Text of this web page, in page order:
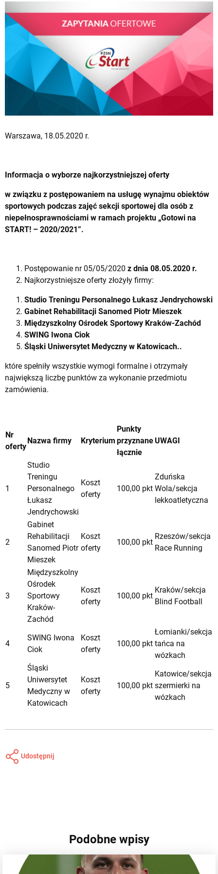
Warszawa, 18.05.2020 r.
Informacja o wyborze najkorzystniejszej oferty
w związku z postępowaniem na usługę wynajmu obiektów
sportowych podczas zajęć sekcji sportowej dla osób z
niepełnosprawnościami w ramach projektu „Gotowi na
START! – 2020/2021”.
Postępowanie nr 05/05/2020 z dnia 08.05.2020 r.
Najkorzystniejsze oferty złożyły firmy:
Studio Treningu Personalnego Łukasz Jendrychowski
Gabinet Rehabilitacji Sanomed Piotr Mieszek
Międzyszkolny Ośrodek Sportowy Kraków-Zachód
SWING Iwona Ciok
Śląski Uniwersytet Medyczny w Katowicach..
które spełniły wszystkie wymogi formalne i otrzymały
największą liczbę punktów za wykonanie przedmiotu
zamówienia.
Nr
oferty
Nazwa firmy Kryterium
Punkty
przyznane
łącznie
UWAGI
1
Studio
Treningu
Personalnego
Łukasz
Jendrychowski
Koszt
oferty
100,00 pkt
Zduńska
Wola/sekcja
lekkoatletyczna
2
Gabinet
Rehabilitacji
Sanomed Piotr
Mieszek
Koszt
oferty
100,00 pkt
Rzeszów/sekcja
Race Running
3
Międzyszkolny
Ośrodek
Sportowy
Kraków-
Zachód
Koszt
oferty
100,00 pkt
Kraków/sekcja
Blind Football
4
SWING Iwona
Ciok
Koszt
oferty
100,00 pkt
Łomianki/sekcja
tańca na
wózkach
5
Śląski
Uniwersytet
Medyczny w
Katowicach
Koszt
oferty
100,00 pkt
Katowice/sekcja
szermierki na
wózkach
Udostępnij
Podobne wpisy